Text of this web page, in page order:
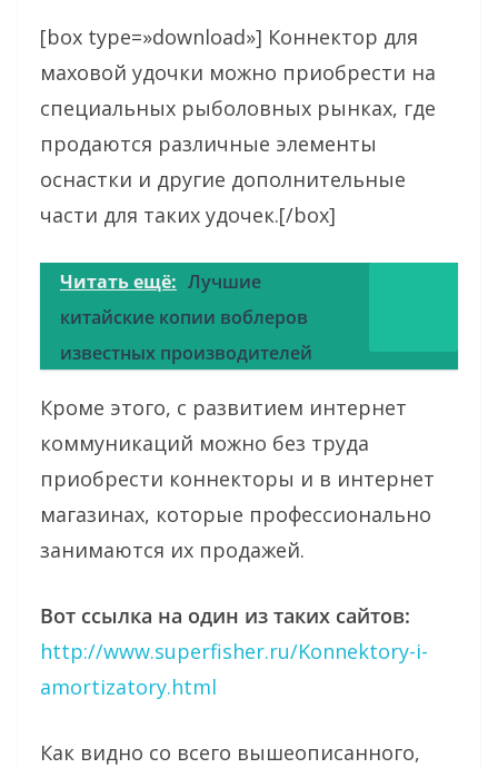
[box type=»download»] Коннектор для
маховой удочки можно приобрести на
специальных рыболовных рынках, где
продаются различные элементы
оснастки и другие дополнительные
части для таких удочек.[/box]
Читать ещё: Лучшие
китайские копии воблеров
известных производителей
Кроме этого, с развитием интернет
коммуникаций можно без труда
приобрести коннекторы и в интернет
магазинах, которые профессионально
занимаются их продажей.
Вот ссылка на один из таких сайтов:
http://www.superfisher.ru/Konnektory-i-
amortizatory.html
Как видно со всего вышеописанного,